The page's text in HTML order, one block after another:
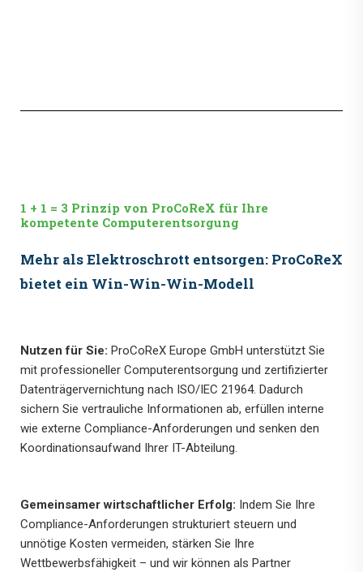
1 + 1 = 3 Prinzip von ProCoReX für Ihre
kompetente Computerentsorgung
Mehr als Elektroschrott entsorgen: ProCoReX
bietet ein Win-Win-Win-Modell
Nutzen für Sie: ProCoReX Europe GmbH unterstützt Sie
mit professioneller Computerentsorgung und zertifizierter
Datenträgervernichtung nach ISO/IEC 21964. Dadurch
sichern Sie vertrauliche Informationen ab, erfüllen interne
wie externe Compliance-Anforderungen und senken den
Koordinationsaufwand Ihrer IT-Abteilung.
Gemeinsamer wirtschaftlicher Erfolg: Indem Sie Ihre
Compliance-Anforderungen strukturiert steuern und
unnötige Kosten vermeiden, stärken Sie Ihre
Wettbewerbsfähigkeit – und wir können als Partner